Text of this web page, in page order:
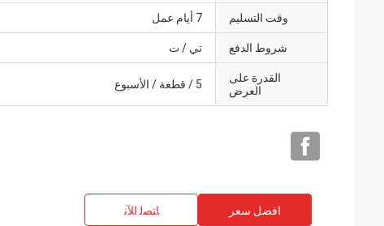
وقت التسليم 7 أيام عمل
شروط الدفع تي / ت
القدرة على
العرض
5 / قطعة / الأسبوع
افضل سعر ﺎﺘﺼﻟ ﺍﻶﻧ